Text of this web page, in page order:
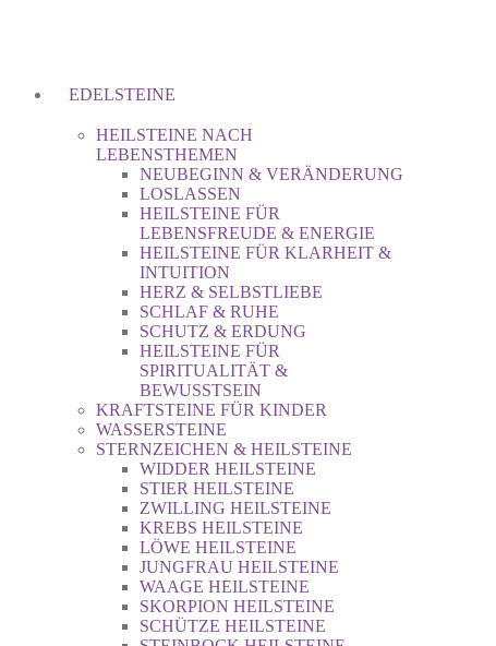
EDELSTEINE
HEILSTEINE NACH
LEBENSTHEMEN
NEUBEGINN & VERÄNDERUNG
LOSLASSEN
HEILSTEINE FÜR
LEBENSFREUDE & ENERGIE
HEILSTEINE FÜR KLARHEIT &
INTUITION
HERZ & SELBSTLIEBE
SCHLAF & RUHE
SCHUTZ & ERDUNG
HEILSTEINE FÜR
SPIRITUALITÄT &
BEWUSSTSEIN
KRAFTSTEINE FÜR KINDER
WASSERSTEINE
STERNZEICHEN & HEILSTEINE
WIDDER HEILSTEINE
STIER HEILSTEINE
ZWILLING HEILSTEINE
KREBS HEILSTEINE
LÖWE HEILSTEINE
JUNGFRAU HEILSTEINE
WAAGE HEILSTEINE
SKORPION HEILSTEINE
SCHÜTZE HEILSTEINE